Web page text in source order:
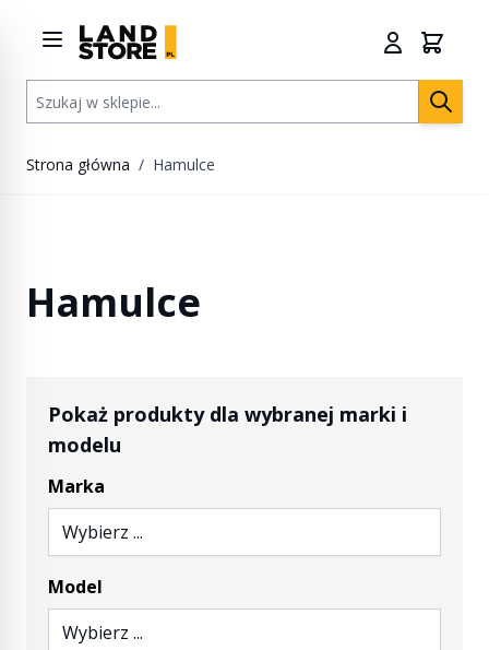
Szukaj w sklepie...
Strona główna / Hamulce
Hamulce
Pokaż produkty dla wybranej marki i
modelu
Marka
Wybierz ...
Model
Wybierz ...